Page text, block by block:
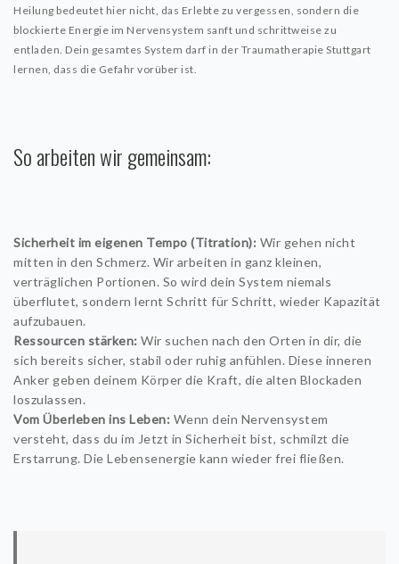
Heilung bedeutet hier nicht, das Erlebte zu vergessen, sondern die
blockierte Energie im Nervensystem sanft und schrittweise zu
entladen. Dein gesamtes System darf in der Traumatherapie Stuttgart
lernen, dass die Gefahr vorüber ist.
So arbeiten wir gemeinsam:
Sicherheit im eigenen Tempo (Titration): Wir gehen nicht
mitten in den Schmerz. Wir arbeiten in ganz kleinen,
verträglichen Portionen. So wird dein System niemals
überflutet, sondern lernt Schritt für Schritt, wieder Kapazität
aufzubauen.
Ressourcen stärken: Wir suchen nach den Orten in dir, die
sich bereits sicher, stabil oder ruhig anfühlen. Diese inneren
Anker geben deinem Körper die Kraft, die alten Blockaden
loszulassen.
Vom Überleben ins Leben: Wenn dein Nervensystem
versteht, dass du im Jetzt in Sicherheit bist, schmilzt die
Erstarrung. Die Lebensenergie kann wieder frei fließen.